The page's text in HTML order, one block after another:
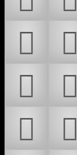
𜷫
𜷬
𜷰
𜷱
𜷶
𜷷